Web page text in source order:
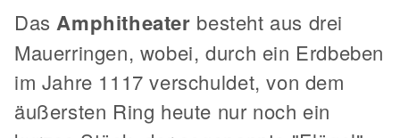
Das Amphitheater besteht aus drei
Mauerringen, wobei, durch ein Erdbeben
im Jahre 1117 verschuldet, von dem
äußersten Ring heute nur noch ein